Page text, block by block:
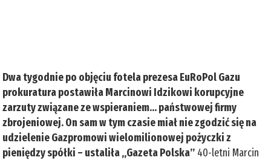
Dwa tygodnie po objęciu fotela prezesa EuRoPol Gazu
prokuratura postawiła Marcinowi Idzikowi korupcyjne
zarzuty związane ze wspieraniem… państwowej firmy
zbrojeniowej. On sam w tym czasie miał nie zgodzić się na
udzielenie Gazpromowi wielomilionowej pożyczki z
pieniędzy spółki – ustaliła „Gazeta Polska” 40-letni Marcin